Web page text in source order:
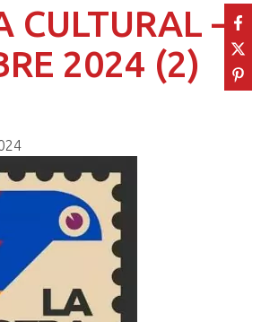
CULTURAL –
2024 (2)